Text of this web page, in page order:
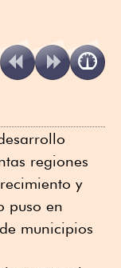
regiones
y
puso en
municipios